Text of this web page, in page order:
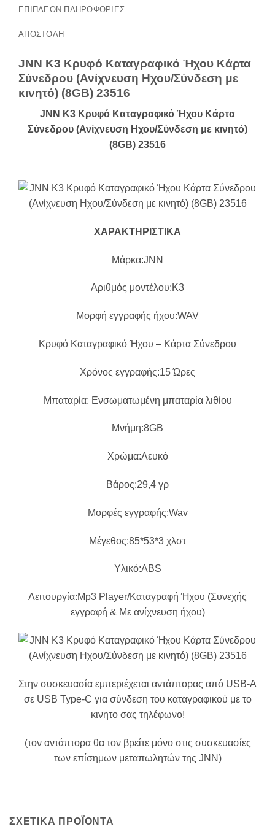
ΕΠΙΠΛΈΟΝ ΠΛΗΡΟΦΟΡΊΕΣ
ΑΠΟΣΤΟΛΗ
JNN K3 Κρυφό Καταγραφικό Ήχου Κάρτα
Σύνεδρου (Ανίχνευση Ηχου/Σύνδεση με
κινητό) (8GB) 23516
JNN K3 Κρυφό Καταγραφικό Ήχου Κάρτα
Σύνεδρου (Ανίχνευση Ηχου/Σύνδεση με κινητό)
(8GB) 23516
ΧΑΡΑΚΤΗΡΙΣΤΙΚΑ
Μάρκα:JNN
Αριθμός μοντέλου:Κ3
Μορφή εγγραφής ήχου:WAV
Κρυφό Καταγραφικό Ήχου – Κάρτα Σύνεδρου
Χρόνος εγγραφής:15 Ώρες
Μπαταρία: Ενσωματωμένη μπαταρία λιθίου
Μνήμη:8GB
Χρώμα:Λευκό
Βάρος:29,4 γρ
Μορφές εγγραφής:Wav
Μέγεθος:85*53*3 χλστ
Υλικό:ABS
Λειτουργία:Mp3 Player/Καταγραφή Ήχου (Συνεχής
εγγραφή & Με ανίχνευση ήχου)
Στην συσκευασία εμπεριέχεται αντάπτoρας από USB-A
σε USB Type-C για σύνδεση του καταγραφικού με το
κινητο σας τηλέφωνο!
(τον αντάπτoρα θα τον βρείτε μόνο στις συσκευασίες
των επίσημων μεταπωλητών της JNN)
ΣΧΕΤΙΚΆ ΠΡΟΪΌΝΤΑ